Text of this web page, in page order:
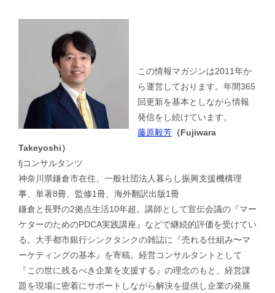
この情報マガジンは2011年か
ら運営しております。年間365
回更新を基本としながら情報
発信をし続けています。
藤原毅芳 （Fujiwara
Takeyoshi）
fjコンサルタンツ
神奈川県鎌倉市在住、一般社団法人暮らし振興支援機構理
事、単著8冊、監修1冊、海外翻訳出版1冊
鎌倉と長野の2拠点生活10年超。講師として宣伝会議の『マー
ケターのためのPDCA実践講座』などで継続的評価を受けてい
る。大手都市銀行シンクタンクの雑誌に『売れる仕組み〜マ
ーケティングの基本』を寄稿。経営コンサルタントとして
『この世に残るべき企業を支援する』の理念のもと、経営課
題を現場に密着にサポートしながら解決を提供し企業の発展